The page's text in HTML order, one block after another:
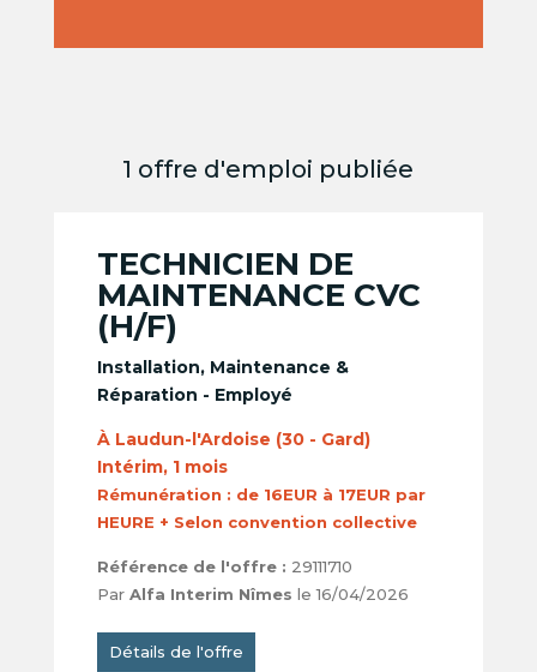
1 offre d'emploi publiée
TECHNICIEN DE
MAINTENANCE CVC
(H/F)
Installation, Maintenance &
Réparation - Employé
À Laudun-l'Ardoise (30 - Gard)
Intérim, 1 mois
Rémunération : de 16EUR à 17EUR par
HEURE + Selon convention collective
Référence de l'offre : 29111710
Par Alfa Interim Nîmes le 16/04/2026
Détails de l'offre